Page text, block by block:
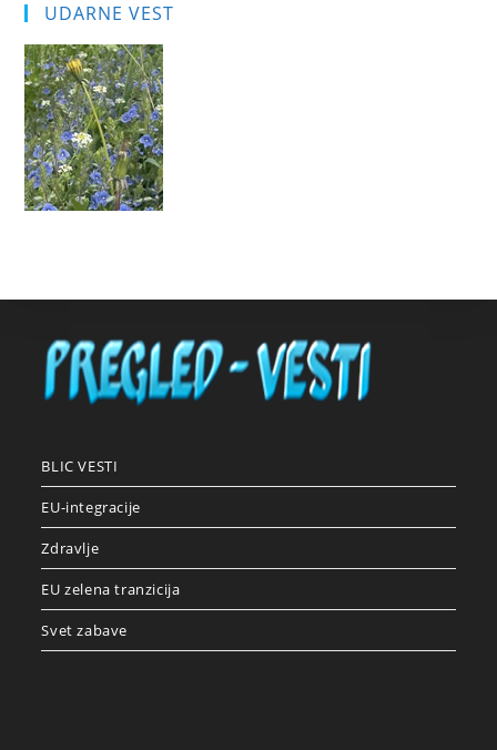
UDARNE VEST
BLIC VESTI
EU-integracije
Zdravlje
EU zelena tranzicija
Svet zabave